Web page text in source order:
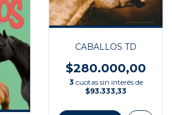
CABALLOS TD
$280.000,00
3 cuotas sin interés de
$93.333,33